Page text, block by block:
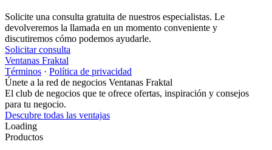
Solicite una consulta gratuita de nuestros especialistas. Le
devolveremos la llamada en un momento conveniente y
discutiremos cómo podemos ayudarle.
Solicitar consulta
Ventanas Fraktal
Términos · Política de privacidad
Únete a la red de negocios Ventanas Fraktal
El club de negocios que te ofrece ofertas, inspiración y consejos
para tu negocio.
Descubre todas las ventajas
Loading
Productos